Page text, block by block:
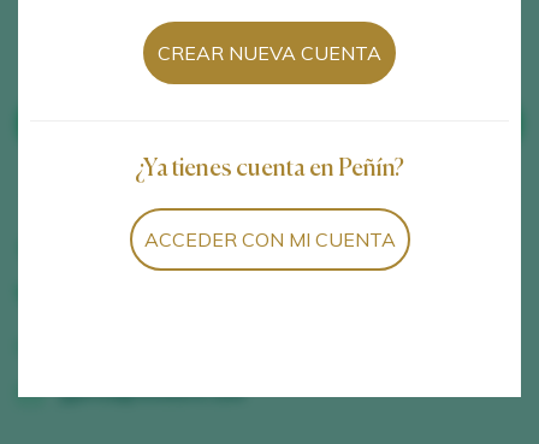
Carretera Toro-Salamanca Km 12,50, Toro, Zamora,
jgarcia@vinotoro.com
CREAR NUEVA CUENTA
¿Ya tienes cuenta en Peñín?
ACCEDER CON MI CUENTA